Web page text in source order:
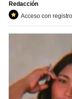
Redacción
Acceso con registro